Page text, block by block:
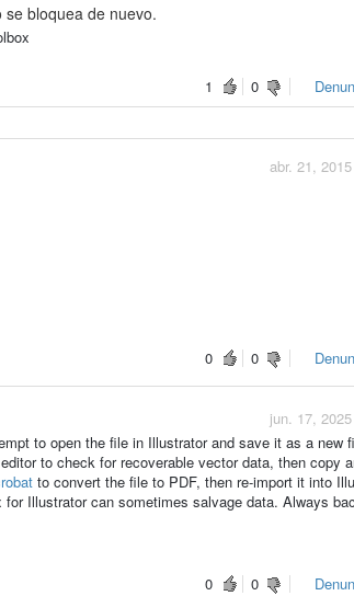
bloquea de nuevo.
1
0
abr. 21,
0 0
jun. 17,
to open the file in Illustrator and save it as a new
to check for recoverable vector data, then copy
to convert the file to PDF, then re-import it into
Illustrator can sometimes salvage data. Always
0
0